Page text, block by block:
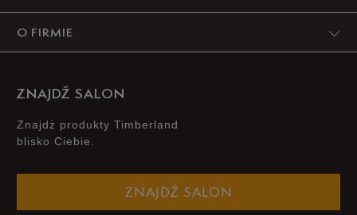
O FIRMIE
ZNAJDŹ SALON
Znajdż produkty Timberland
blisko Ciebie.
ZNAJDŹ SALON